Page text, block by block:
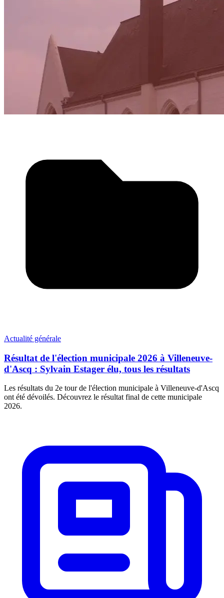
Actualité générale
Résultat de l'élection municipale 2026 à Villeneuve-
d'Ascq : Sylvain Estager élu, tous les résultats
Les résultats du 2e tour de l'élection municipale à Villeneuve-d'Ascq
ont été dévoilés. Découvrez le résultat final de cette municipale
2026.